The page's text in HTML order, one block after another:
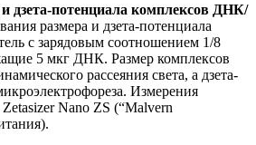
дзета-потенциала комплексов ДНК/
размера и дзета-потенциала
с зарядовым соотношением 1/8
5 мкг ДНК. Размер комплексов
рассеяния света, а дзета-
Измерения
Nano ZS (“Malvern